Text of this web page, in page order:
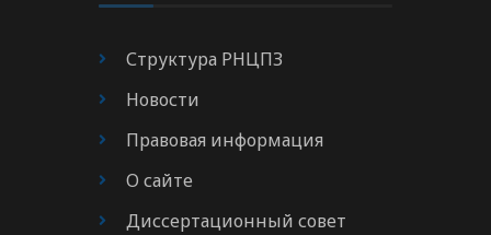
Структура РНЦПЗ
Новости
Правовая информация
О сайте
Диссертационный совет